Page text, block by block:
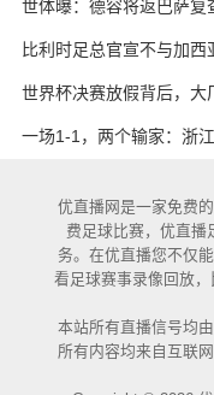
世体曝：德容将返巴萨复
比利时足总官宣不与加
世界杯决赛放假背后，大
一场1-1，两个输家：浙
优直播网是一家免费
费足球比赛，优直播
务。在优直播您不仅
看足球赛事录像回放
本站所有直播信号均
所有内容均来自互联